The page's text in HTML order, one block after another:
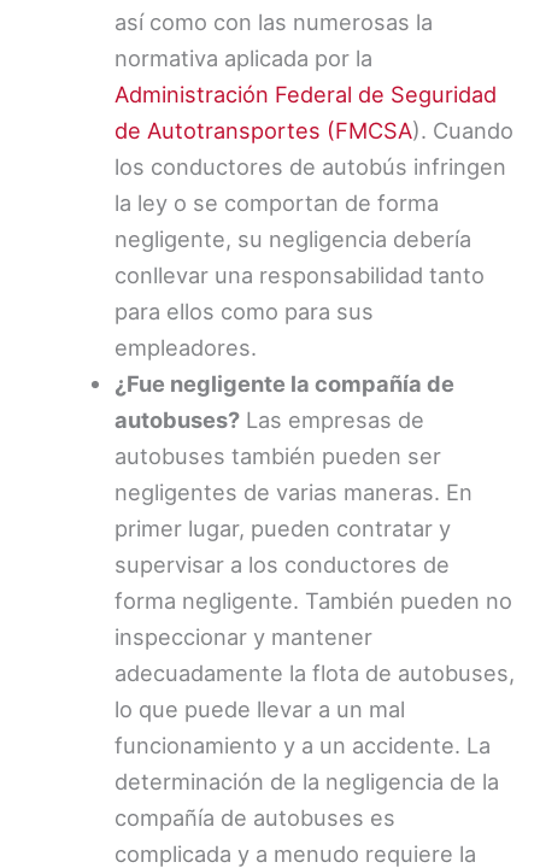
así como con las numerosas la
normativa aplicada por la
Administración Federal de Seguridad
de Autotransportes (FMCSA). Cuando
los conductores de autobús infringen
la ley o se comportan de forma
negligente, su negligencia debería
conllevar una responsabilidad tanto
para ellos como para sus
empleadores.
¿Fue negligente la compañía de
autobuses?Las empresas de
autobuses también pueden ser
negligentes de varias maneras. En
primer lugar, pueden contratar y
supervisar a los conductores de
forma negligente. También pueden no
inspeccionar y mantener
adecuadamente la flota de autobuses,
lo que puede llevar a un mal
funcionamiento y a un accidente. La
determinación de la negligencia de la
compañía de autobuses es
complicada y a menudo requiere la